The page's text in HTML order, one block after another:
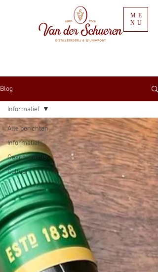
ME
NU
Blog
Alle berichten
Informatief
Geschiedenis
Cultuur
Informatief